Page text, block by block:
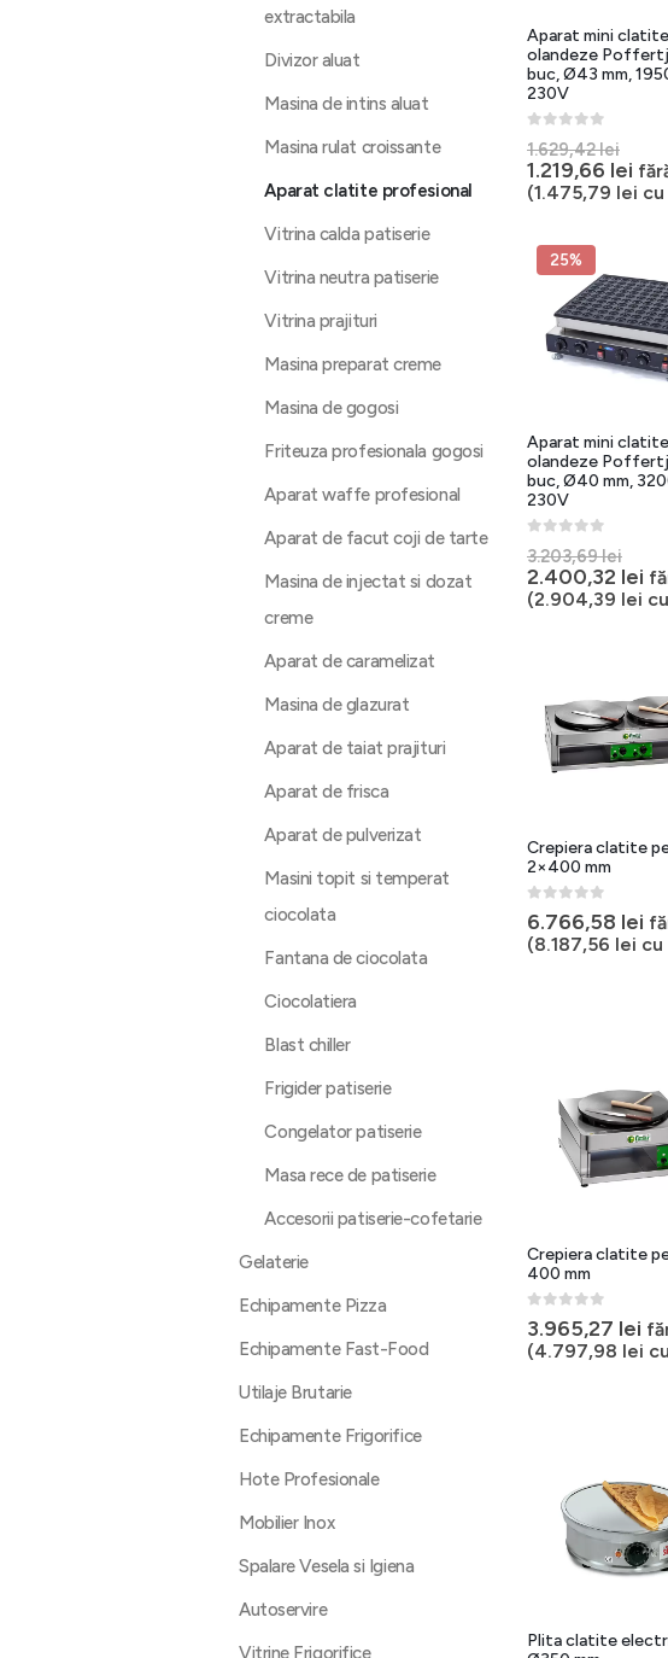
Aparat mini clatite
olandeze
buc, Ø43 mm,
230V
1.629,42lei
a
1.219,66 lei
(1.475,79 lei
25%
Aparat mini clatite
olandeze
buc, Ø40 mm,
230V
3.203,69lei
a
2.400,32 lei
(2.904,39 lei
Crepiera clatite
2×400 mm
0out of 5
6.766,58 lei
(8.187,56 lei cu
Crepiera clatite
400 mm
0out of 5
3.965,27 lei
(4.797,98 lei
Plita clatite
extractabila
Divizor aluat
Masina de intins aluat
Masina rulat croissante
Aparat clatite profesional
Vitrina calda patiserie
Vitrina neutra patiserie
Vitrina prajituri
Masina preparat creme
Masina de gogosi
Friteuza profesionala gogosi
Aparat waffe profesional
Aparat de facut coji de tarte
Masina de injectat si dozat
creme
Aparat de caramelizat
Masina de glazurat
Aparat de taiat prajituri
Aparat de frisca
Aparat de pulverizat
Masini topit si temperat
ciocolata
Fantana de ciocolata
Ciocolatiera
Blast chiller
Frigider patiserie
Congelator patiserie
Masa rece de patiserie
Accesorii patiserie-cofetarie
Gelaterie
Echipamente Pizza
Echipamente Fast-Food
Utilaje Brutarie
Echipamente Frigorifice
Hote Profesionale
Mobilier Inox
Spalare Vesela si Igiena
Autoservire
Vitrine Frigorifice